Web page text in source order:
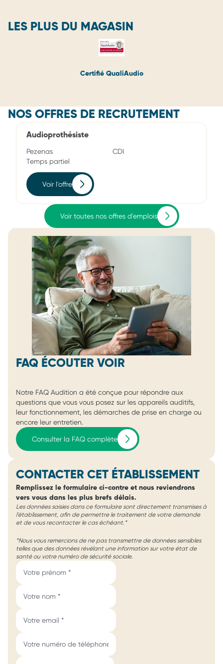
LES PLUS DU MAGASIN
Certifié QualiAudio
NOS OFFRES DE RECRUTEMENT
Audioprothésiste
Pezenas
CDI
Temps partiel
Voir l'offre
Voir toutes nos offres d'emplois
FAQ ÉCOUTER VOIR
Notre FAQ Audition a été conçue pour répondre aux
questions que vous vous posez sur les appareils auditifs,
leur fonctionnement, les démarches de prise en charge ou
encore leur entretien.
Consulter la FAQ complète
CONTACTER CET ÉTABLISSEMENT
Remplissez le formulaire ci-contre et nous reviendrons
vers vous dans les plus brefs délais.
Les données saisies dans ce formulaire sont directement transmises à
l'établissement, afin de permettre le traitement de votre demande
et de vous recontacter le cas échéant.*
*Nous vous remercions de ne pas transmettre de données sensibles
telles que des données révélant une information sur votre état de
santé ou votre numéro de sécurité sociale.